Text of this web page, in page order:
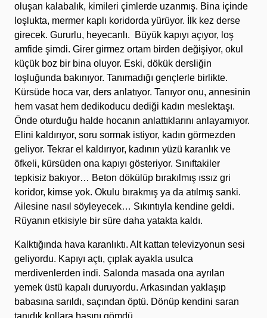
oluşan kalabalık, kimileri çimlerde uzanmış. Bina içinde
loşlukta, mermer kaplı koridorda yürüyor. İlk kez derse
girecek. Gururlu, heyecanlı. Büyük kapıyı açıyor, loş
amfide şimdi. Girer girmez ortam birden değişiyor, okul
küçük boz bir bina oluyor. Eski, dökük dersliğin
loşluğunda bakınıyor. Tanımadığı gençlerle birlikte.
Kürsüde hoca var, ders anlatıyor. Tanıyor onu, annesinin
hem vasat hem dedikoducu dediği kadın meslektaşı.
Önde oturduğu halde hocanın anlattıklarını anlayamıyor.
Elini kaldırıyor, soru sormak istiyor, kadın görmezden
geliyor. Tekrar el kaldırıyor, kadının yüzü karanlık ve
öfkeli, kürsüden ona kapıyı gösteriyor. Sınıftakiler
tepkisiz bakıyor… Beton dökülüp bırakılmış ıssız gri
koridor, kimse yok. Okulu bırakmış ya da atılmış sanki.
Ailesine nasıl söyleyecek… Sıkıntıyla kendine geldi.
Rüyanın etkisiyle bir süre daha yatakta kaldı.
Kalktığında hava karanlıktı. Alt kattan televizyonun sesi
geliyordu. Kapıyı açtı, çıplak ayakla usulca
merdivenlerden indi. Salonda masada ona ayrılan
yemek üstü kapalı duruyordu. Arkasından yaklaşıp
babasına sarıldı, saçından öptü. Dönüp kendini saran
tanıdık kollara başını gömdü.